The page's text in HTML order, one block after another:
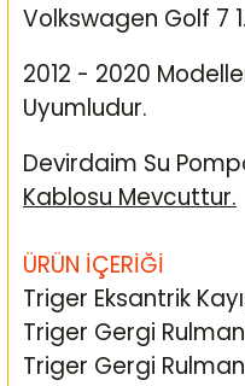
Volkswagen Golf 7
2012 - 2020
Uyumludur.
Devirdaim Su
Kablosu Mevcuttur.
ÜRÜN İÇERİĞİ
Triger Eksantrik
Triger Gergi
Triger Gergi